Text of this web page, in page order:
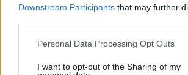
Downstream Participants that may further
Personal Data Processing Opt Outs
I want to opt-out of the Sharing of my